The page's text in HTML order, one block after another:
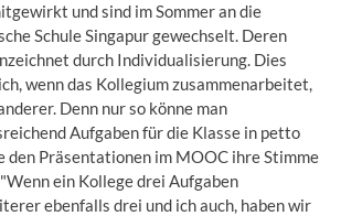
und sind im Sommer an die
Schule Singapur gewechselt. Deren
durch Individualisierung. Dies
wenn das Kollegium zusammenarbeitet,
Denn nur so könne man
Aufgaben für die Klasse in petto
den Präsentationen im MOOC ihre Stimme
ein Kollege drei Aufgaben
ebenfalls drei und ich auch, haben wir